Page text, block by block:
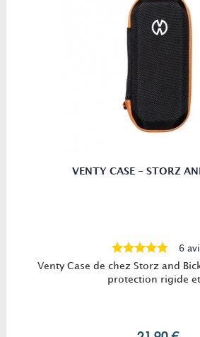
VENTY CASE - STORZ
6
Venty Case de chez Storz and
protection rigide